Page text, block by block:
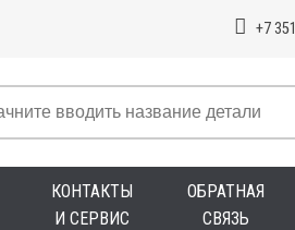
+7 351
КОНТАКТЫ
И СЕРВИС
ОБРАТНАЯ
СВЯЗЬ